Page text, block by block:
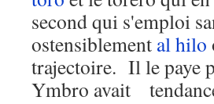
second qui s'emploi
ostensiblement al hilo
trajectoire. Il le paye
Ymbro avait